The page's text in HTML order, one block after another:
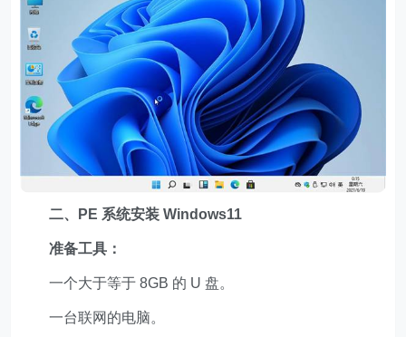
二、PE 系统安装 Windows11
准备工具：
一个大于等于 8GB 的 U 盘。
一台联网的电脑。